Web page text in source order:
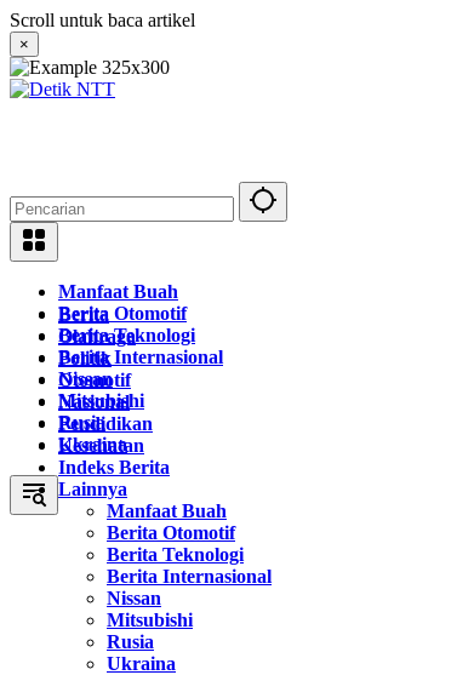
Langsung
ke
konten
Scroll untuk baca artikel
×
Manfaat Buah
Berita Otomotif
Berita Teknologi
Berita Internasional
Nissan
Mitsubishi
Rusia
Ukraina
Berita
Olahraga
Politik
Otomotif
Nasional
Pendidikan
Kesehatan
Indeks Berita
Lainnya
Manfaat Buah
Berita Otomotif
Berita Teknologi
Berita Internasional
Nissan
Mitsubishi
Rusia
Ukraina